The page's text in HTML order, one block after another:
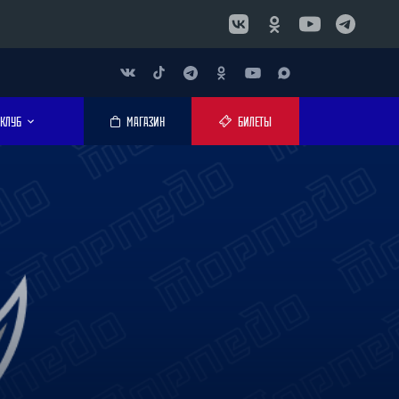
КЛУБ МАГАЗИН БИЛЕТЫ